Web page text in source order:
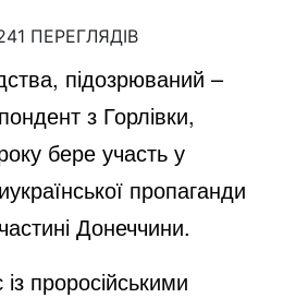
ПЕРЕГЛЯДІВ
підозрюваний –
з Горлівки,
бере участь у
пропаганди
Донеччини.
проросійськими